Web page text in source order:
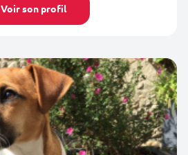
Voir son profil